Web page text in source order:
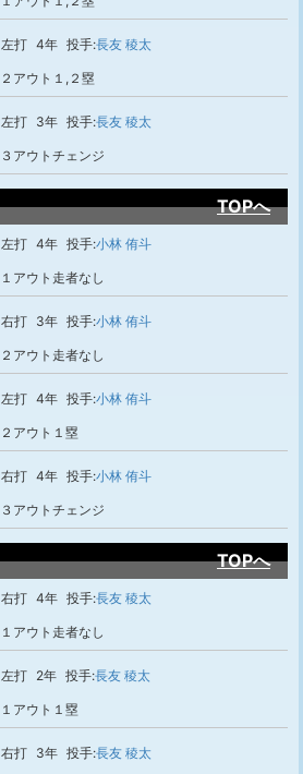
左打 4年 投手:長友 稜太
２アウト１,２塁
左打 3年 投手:長友 稜太
３アウトチェンジ
TOPへ
左打 4年 投手:小林 侑斗
１アウト走者なし
右打 3年 投手:小林 侑斗
２アウト走者なし
左打 4年 投手:小林 侑斗
２アウト１塁
右打 4年 投手:小林 侑斗
３アウトチェンジ
TOPへ
右打 4年 投手:長友 稜太
１アウト走者なし
左打 2年 投手:長友 稜太
１アウト１塁
右打 3年 投手:長友 稜太